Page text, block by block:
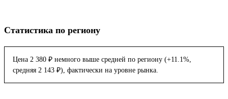
Статистика по региону
Цена 2 380 ₽ немного выше средней по региону (+11.1%,
средняя 2 143 ₽), фактически на уровне рынка.